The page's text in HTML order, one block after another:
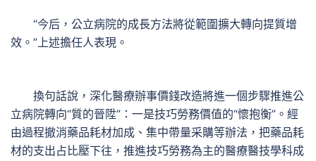
“今后，公立病院的成長方法將從範圍擴大轉向提質增
效。”上述擔任人表現。
換句話說，深化醫療辦事價錢改造將進一個步驟推進公
立病院轉向“質的晉陞”：一是技巧勞務價值的“懷抱衡”。經
由過程撤消藥品耗材加成、集中帶量采購等辦法，把藥品耗
材的支出占比壓下往，推進技巧勞務為主的醫療醫技學科成